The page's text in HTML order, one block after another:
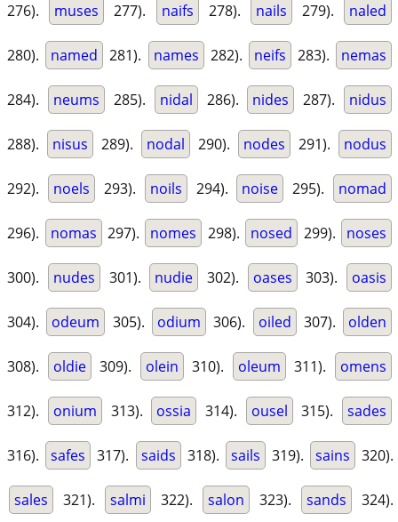
276). muses 277). naifs 278). nails 279). naled
280). named 281). names 282). neifs 283). nemas
284). neums 285). nidal 286). nides 287). nidus
288). nisus 289). nodal 290). nodes 291). nodus
292). noels 293). noils 294). noise 295). nomad
296). nomas 297). nomes 298). nosed 299). noses
300). nudes 301). nudie 302). oases 303). oasis
304). odeum 305). odium 306). oiled 307). olden
308). oldie 309). olein 310). oleum 311). omens
312). onium 313). ossia 314). ousel 315). sades
316). safes 317). saids 318). sails 319). sains 320).
sales 321). salmi 322). salon 323). sands 324).